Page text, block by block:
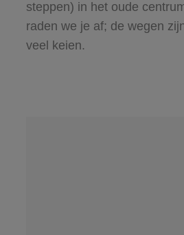
steppen) in het oude
raden we je af; de wegen
veel keien.